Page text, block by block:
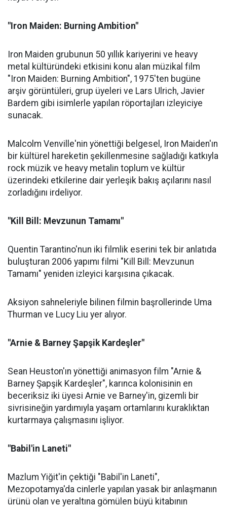
"Iron Maiden: Burning Ambition"
Iron Maiden grubunun 50 yıllık kariyerini ve heavy
metal kültüründeki etkisini konu alan müzikal film
"Iron Maiden: Burning Ambition", 1975'ten bugüne
arşiv görüntüleri, grup üyeleri ve Lars Ulrich, Javier
Bardem gibi isimlerle yapılan röportajları izleyiciye
sunacak.
Malcolm Venville'nin yönettiği belgesel, Iron Maiden'ın
bir kültürel hareketin şekillenmesine sağladığı katkıyla
rock müzik ve heavy metalin toplum ve kültür
üzerindeki etkilerine dair yerleşik bakış açılarını nasıl
zorladığını irdeliyor.
"Kill Bill: Mevzunun Tamamı"
Quentin Tarantino'nun iki filmlik eserini tek bir anlatıda
buluşturan 2006 yapımı filmi "Kill Bill: Mevzunun
Tamamı" yeniden izleyici karşısına çıkacak.
Aksiyon sahneleriyle bilinen filmin başrollerinde Uma
Thurman ve Lucy Liu yer alıyor.
"Arnie & Barney Şapşik Kardeşler"
Sean Heuston'ın yönettiği animasyon film "Arnie &
Barney Şapşik Kardeşler", karınca kolonisinin en
beceriksiz iki üyesi Arnie ve Barney'in, gizemli bir
sivrisineğin yardımıyla yaşam ortamlarını kuraklıktan
kurtarmaya çalışmasını işliyor.
"Babil'in Laneti"
Mazlum Yiğit'in çektiği "Babil'in Laneti",
Mezopotamya'da cinlerle yapılan yasak bir anlaşmanın
ürünü olan ve yeraltına gömülen büyü kitabının